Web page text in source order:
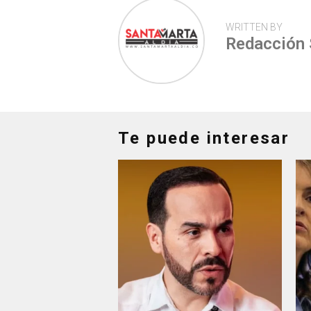
WRITTEN BY
Redacción
Te puede interesar